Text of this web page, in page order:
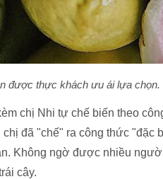
được thực khách ưu ái lựa
chị Nhi tự chế biến theo
đã "chế" ra công thức "đặc
Không ngờ được nhiều
cây.